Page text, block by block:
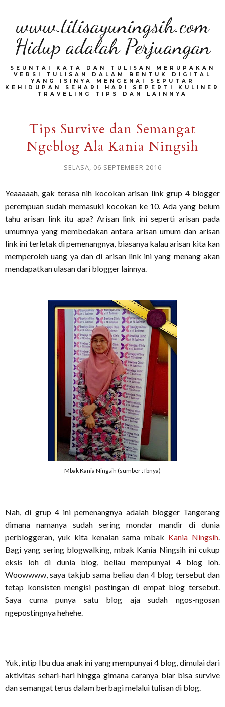
www.titisayuningsih.com
Hidup adalah Perjuangan
SEUNTAI KATA DAN TULISAN MERUPAKAN
VERSI TULISAN DALAM BENTUK DIGITAL
YANG ISINYA MENGENAI SEPUTAR
KEHIDUPAN SEHARI HARI SEPERTI KULINER
TRAVELING TIPS DAN LAINNYA
Tips Survive dan Semangat
Ngeblog Ala Kania Ningsih
SELASA, 06 SEPTEMBER 2016
Yeaaaaah, gak terasa nih kocokan arisan link grup 4 blogger
perempuan sudah memasuki kocokan ke 10. Ada yang belum
tahu arisan link itu apa? Arisan link ini seperti arisan pada
umumnya yang membedakan antara arisan umum dan arisan
link ini terletak di pemenangnya, biasanya kalau arisan kita kan
memperoleh uang ya dan di arisan link ini yang menang akan
mendapatkan ulasan dari blogger lainnya.
Mbak Kania Ningsih (sumber : fbnya)
Nah, di grup 4 ini pemenangnya adalah blogger Tangerang
dimana namanya sudah sering mondar mandir di dunia
perbloggeran, yuk kita kenalan sama mbak Kania Ningsih.
Bagi yang sering blogwalking, mbak Kania Ningsih ini cukup
eksis loh di dunia blog, beliau mempunyai 4 blog loh.
Woowwww, saya takjub sama beliau dan 4 blog tersebut dan
tetap konsisten mengisi postingan di empat blog tersebut.
Saya cuma punya satu blog aja sudah ngos-ngosan
ngepostingnya hehehe.
Yuk, intip Ibu dua anak ini yang mempunyai 4 blog, dimulai dari
aktivitas sehari-hari hingga gimana caranya biar bisa survive
dan semangat terus dalam berbagi melalui tulisan di blog.